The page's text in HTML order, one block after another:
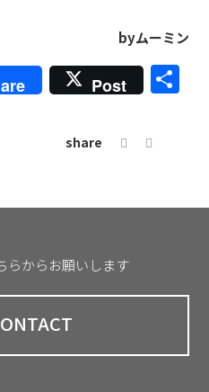
byムーミン
Post
share
らからお願いします